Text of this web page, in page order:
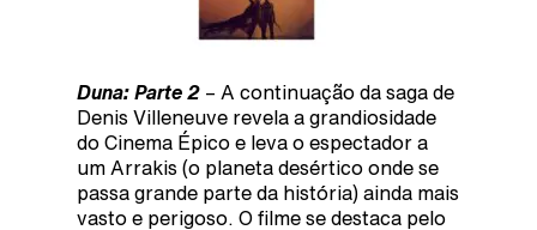
Duna: Parte 2 – A continuação da saga de
Denis Villeneuve revela a grandiosidade
do Cinema Épico e leva o espectador a
um Arrakis (o planeta desértico onde se
passa grande parte da história) ainda mais
vasto e perigoso. O filme se destaca pelo